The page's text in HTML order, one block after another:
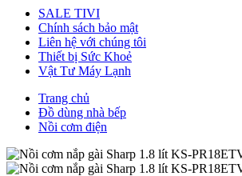
SALE TIVI
Chính sách bảo mật
Liên hệ với chúng tôi
Thiết bị Sức Khoẻ
Vật Tư Máy Lạnh
Trang chủ
Đồ dùng nhà bếp
Nồi cơm điện